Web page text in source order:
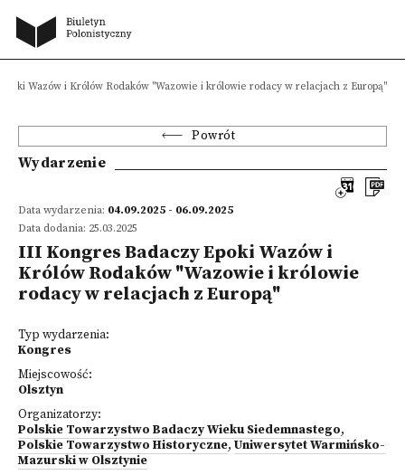
Wazów i Królów Rodaków "Wazowie i królowie rodacy w relacjach z Europą"
Powrót
Wydarzenie
Data wydarzenia: 04.09.2025 - 06.09.2025
Data dodania: 25.03.2025
III Kongres Badaczy Epoki Wazów i
Królów Rodaków "Wazowie i królowie
rodacy w relacjach z Europą"
Typ wydarzenia:
Kongres
Miejscowość:
Olsztyn
Organizatorzy:
Polskie Towarzystwo Badaczy Wieku Siedemnastego,
Polskie Towarzystwo Historyczne, Uniwersytet Warmińsko-
Mazurski w Olsztynie